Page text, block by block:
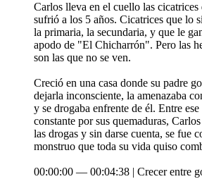
Carlos lleva en el cuello las cicatrices
sufrió a los 5 años. Cicatrices que lo
la primaria, la secundaria, y que le
apodo de "El Chicharrón". Pero las
son las que no se ven.
Creció en una casa donde su padre
dejarla inconsciente, la amenazaba
y se drogaba enfrente de él. Entre
constante por sus quemaduras,
las drogas y sin darse cuenta, se fue
monstruo que toda su vida quiso
00:00:00 — 00:04:38 | Crecer entre